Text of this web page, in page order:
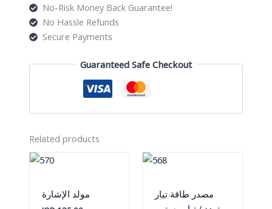
No-Risk Money Back Guarantee!
No Hassle Refunds
Secure Payments
Guaranteed Safe Checkout
Related products
مولد الإشارة
مصدر طاقة تيار